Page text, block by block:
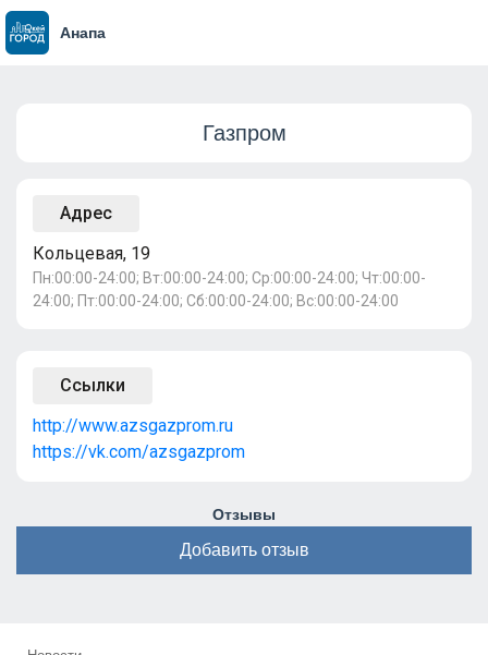
Анапа
Газпром
Адрес
Кольцевая, 19
Пн:00:00-24:00; Вт:00:00-24:00; Ср:00:00-24:00; Чт:00:00-
24:00; Пт:00:00-24:00; Сб:00:00-24:00; Вс:00:00-24:00
Ссылки
http://www.azsgazprom.ru
https://vk.com/azsgazprom
Отзывы
Добавить отзыв